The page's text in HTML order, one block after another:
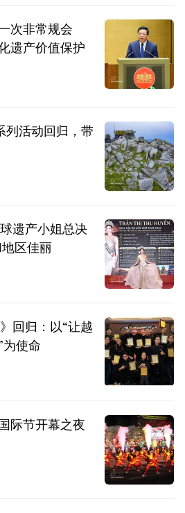
次非常规会
遗产价值保护
活动回归，带
遗产小姐总决
区佳丽
回归：以“让越
使命
际节开幕之夜